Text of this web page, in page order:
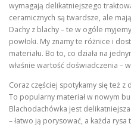
wymagają delikatniejszego
ceramicznych są twardsze, ale
Dachy z blachy – te w ogóle
powłoki. My znamy te różnice i
materiału. Bo to, co działa na
właśnie wartość doświadczenia –
Coraz częściej spotykamy się też
To popularny materiał w nowym
Blachodachówka jest
– łatwo ją porysować, a każda